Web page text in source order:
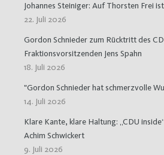
Johannes Steiniger: Auf Thorsten Frei
22. Juli 2026
Gordon Schnieder zum Rücktritt des
Fraktionsvorsitzenden Jens Spahn
18. Juli 2026
"Gordon Schnieder hat schmerzvolle
14. Juli 2026
Klare Kante, klare Haltung: „CDU
Achim Schwickert
9. Juli 2026